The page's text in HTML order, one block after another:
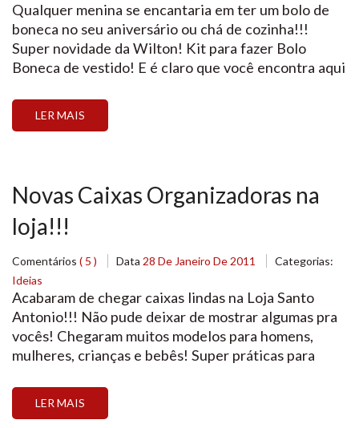
Qualquer menina se encantaria em ter um bolo de
boneca no seu aniversário ou chá de cozinha!!!
Super novidade da Wilton! Kit para fazer Bolo
Boneca de vestido! E é claro que você encontra aqui
instruções passo-a-passo para você montar o bolo!
Compre o Kit e […]
LER MAIS
Novas Caixas Organizadoras na
loja!!!
Comentários ( 5 ) Data 28 De Janeiro De 2011
Categorias:
Ideias
Acabaram de chegar caixas lindas na Loja Santo
Antonio!!! Não pude deixar de mostrar algumas pra
vocês! Chegaram muitos modelos para homens,
mulheres, crianças e bebês! Super práticas para
mesas de festa! E o mehor de tudo!!! Um preço que
você não encontra em lugar nenhum. Venha
LER MAIS